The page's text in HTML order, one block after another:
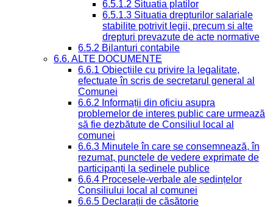
6.5.1.2 Situatia platilor
6.5.1.3 Situatia drepturilor salariale
stabilite potrivit legii, precum si alte
drepturi prevazute de acte normative
6.5.2 Bilanturi contabile
6.6. ALTE DOCUMENTE
6.6.1 Obiecțiile cu privire la legalitate,
efectuate în scris de secretarul general al
Comunei
6.6.2 Informații din oficiu asupra
problemelor de interes public care urmează
să fie dezbătute de Consiliul local al
comunei
6.6.3 Minutele în care se consemnează, în
rezumat, punctele de vedere exprimate de
participanți la ședinele publice
6.6.4 Procesele-verbale ale ședințelor
Consiliului local al comunei
6.6.5 Declarații de căsătorie